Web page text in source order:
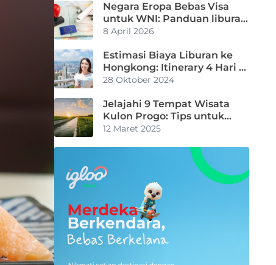
Negara Eropa Bebas Visa
untuk WNI: Panduan liburan
praktis dan hemat (Update
8 April 2026
Estimasi Biaya Liburan ke
Hongkong: Itinerary 4 Hari 3
Malam
28 Oktober 2024
Jelajahi 9 Tempat Wisata
Kulon Progo: Tips untuk
Kamu
12 Maret 2025